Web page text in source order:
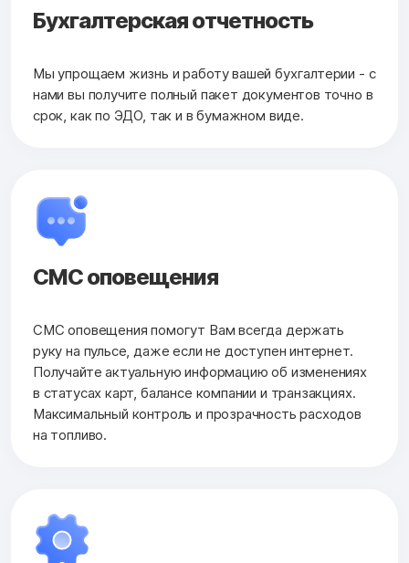
Бухгалтерскаяотчетность
Мы упрощаем жизнь и работу вашей бухгалтерии - с
нами вы получите полный пакет документов точно в
срок, как по ЭДО, так и в бумажном виде.
СМС оповещения
СМС оповещения помогут Вам всегда держать
руку на пульсе, даже если не доступен интернет.
Получайте актуальную информацию об изменениях
в статусах карт, балансе компании и транзакциях.
Максимальный контроль и прозрачность расходов
на топливо.